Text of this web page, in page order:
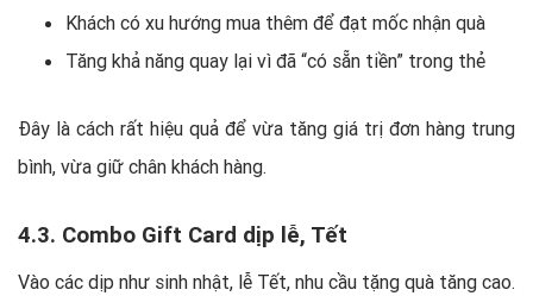
Khách có xu hướng mua thêm để đạt mốc nhận quà
Tăng khả năng quay lại vì đã “có sẵn tiền” trong thẻ
Đây là cách rất hiệu quả để vừa tăng giá trị đơn hàng trung
bình, vừa giữ chân khách hàng.
4.3. Combo Gift Card dịp lễ, Tết
Vào các dịp như sinh nhật, lễ Tết, nhu cầu tặng quà tăng cao.